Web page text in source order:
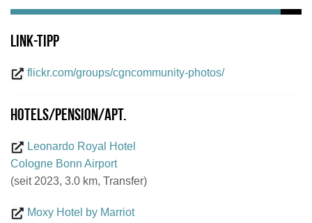
Link-Tipp
flickr.com/groups/cgncommunity-photos/
Hotels/Pension/Apt.
Leonardo Royal Hotel
Cologne Bonn Airport
(seit 2023, 3.0 km, Transfer)
Moxy Hotel by Marriot